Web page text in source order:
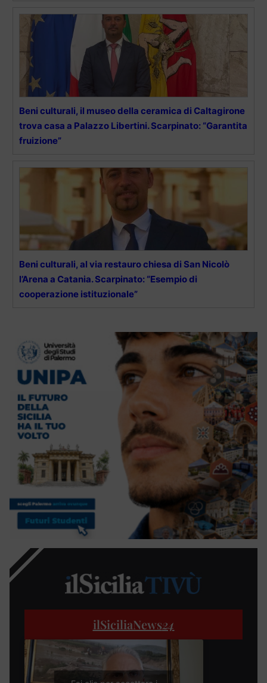
Beni culturali, il museo della ceramica di Caltagirone
trova casa a Palazzo Libertini. Scarpinato: “Garantita
fruizione”
Beni culturali, al via restauro chiesa di San Nicolò
l’Arena a Catania. Scarpinato: “Esempio di
cooperazione istituzionale”
ilSiciliaNews24